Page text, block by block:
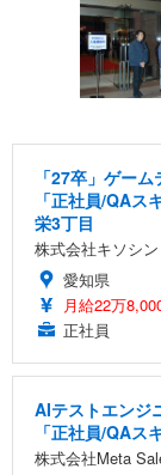
「27卒」ゲー
「正社員/QAス
栄3丁目
株式会社キソシン
愛知県
月給22万
正社員
AIテストエンジ
「正社員/QAス
株式会社Meta